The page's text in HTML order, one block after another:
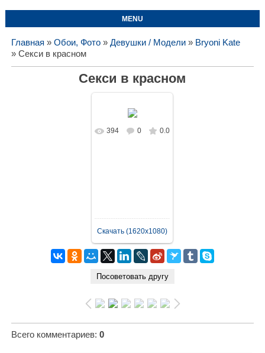
MENU
Главная » Обои, Фото» Девушки / Модели» Bryoni Kate
» Секси в красном
Секси в красном
В реальном
394 0 0.0
Скачать (1620x1080)
Всего комментариев: 0